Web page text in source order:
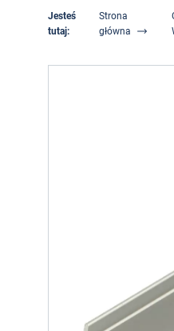
Jesteś
tutaj:
Strona
główna